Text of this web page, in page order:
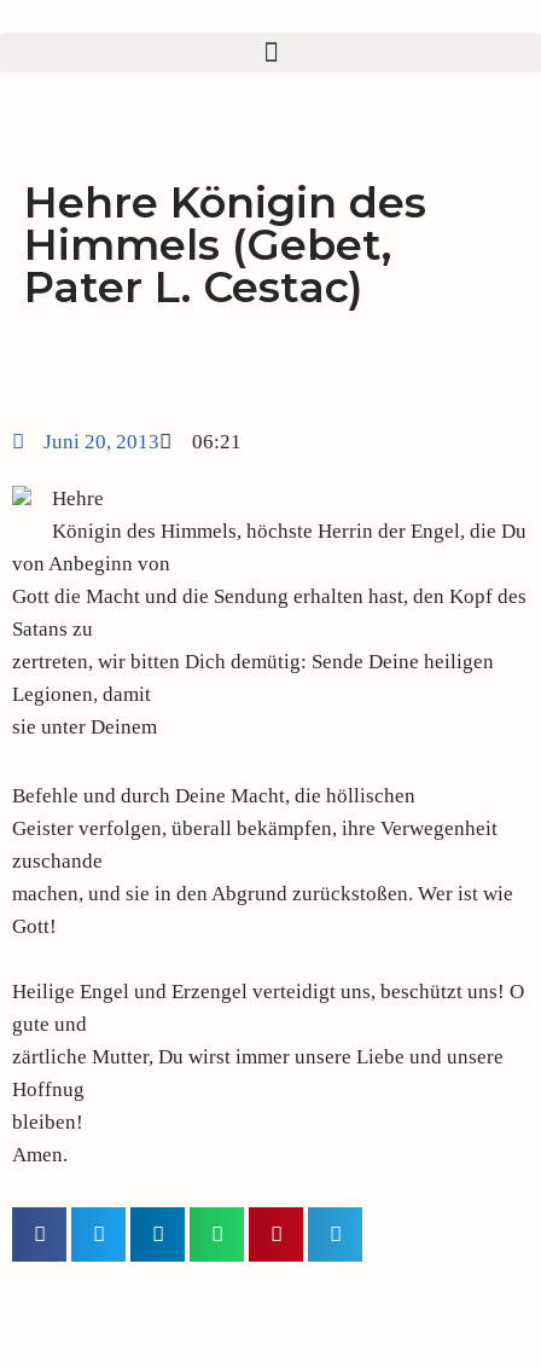
Hehre Königin des
Himmels (Gebet,
Pater L. Cestac)
Juni 20, 2013 06:21
Hehre
Königin des Himmels, höchste Herrin der Engel, die Du
von Anbeginn von
Gott die Macht und die Sendung erhalten hast, den Kopf des
Satans zu
zertreten, wir bitten Dich demütig: Sende Deine heiligen
Legionen, damit
sie unter Deinem
Befehle und durch Deine Macht, die höllischen
Geister verfolgen, überall bekämpfen, ihre Verwegenheit
zuschande
machen, und sie in den Abgrund zurückstoßen. Wer ist wie
Gott!
Heilige Engel und Erzengel verteidigt uns, beschützt uns! O
gute und
zärtliche Mutter, Du wirst immer unsere Liebe und unsere
Hoffnug
bleiben!
Amen.